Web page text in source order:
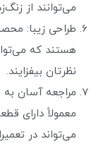
می‌توانند از
طراحی زیبا:
هستند که
نظرتان بیفزایند.
مراجعه آسان به
معمولاً دارای
می‌تواند در